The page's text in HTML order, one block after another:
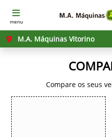
menu
M.A. Máquinas Vitorino
Compare os seus